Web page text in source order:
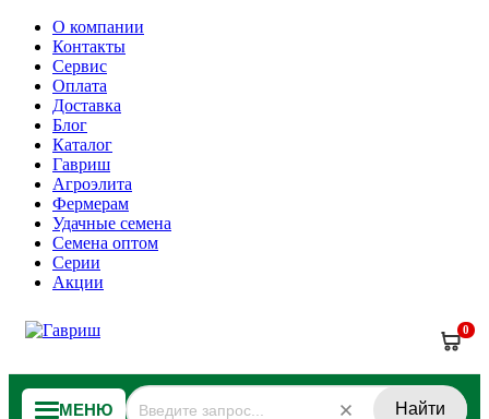
О компании
Контакты
Сервис
Оплата
Доставка
Блог
Каталог
Гавриш
Агроэлита
Фермерам
Удачные семена
Семена оптом
Серии
Акции
0
МЕНЮ Найти